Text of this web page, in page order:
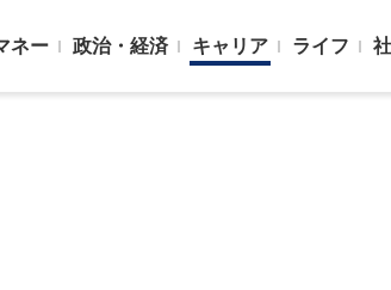
ネー 政治・経済 キャリア ライフ